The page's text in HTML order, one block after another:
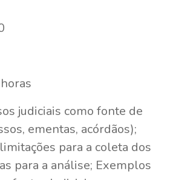
judiciais como fonte de
ementas, acórdãos);
para a coleta dos
para a análise; Exemplos